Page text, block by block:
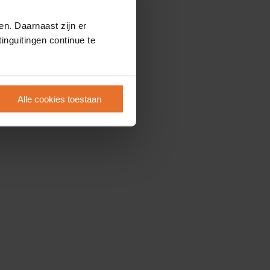
Daarnaast zijn er
continue te
Alle cookies toestaan